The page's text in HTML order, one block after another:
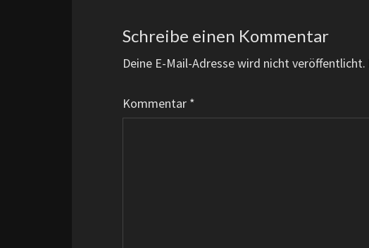
Schreibe einen Kommentar
Deine E-Mail-Adresse wird nicht veröffentlicht.
Kommentar *